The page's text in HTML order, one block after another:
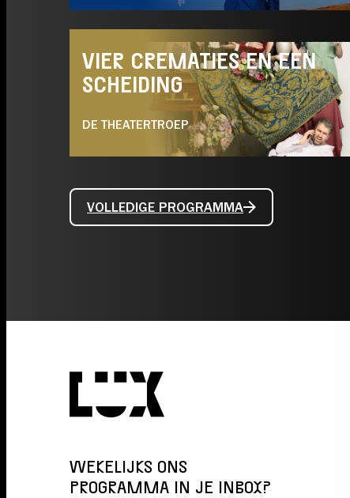
VIER CREMATIES EN EEN
SCHEIDING
DE THEATERTROEP
VOLLEDIGE PROGRAMMA
WEKELIJKS ONS
PROGRAMMA IN JE INBOX?